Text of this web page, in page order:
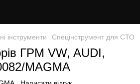
інструменти Спецінструмент для СТО
ГРМ VW, AUDI,
MAGMA